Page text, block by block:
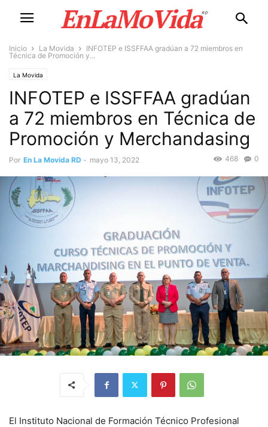
Inicio La Movida
INFOTEP e ISSFFAA gradúan a 72 miembros en
Técnica de Promoción y...
La Movida
INFOTEP e ISSFFAA gradúan
a 72 miembros en Técnica de
Promoción y Merchandasing
Por En La Movida RD - mayo 13, 2022 0
468
El Instituto Nacional de Formación Técnico Profesional